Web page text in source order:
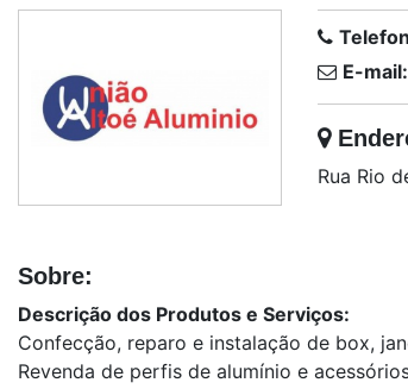
E-mail:
Rua Rio
Sobre:
Descrição dos Produtos e Serviços:
Confecção, reparo e instalação de box,
Revenda de perfis de alumínio e